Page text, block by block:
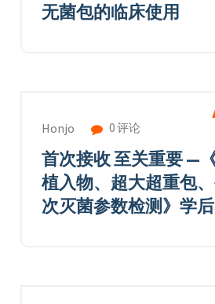
无菌包的临床使用
Honjo 0 评论
首次接收 至关重要 —
植入物、超大超重包
次灭菌参数检测》学